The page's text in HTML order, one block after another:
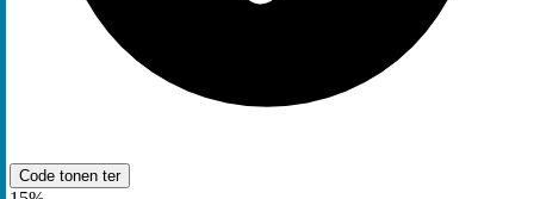
Code tonen ter